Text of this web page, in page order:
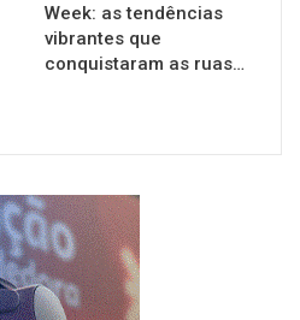
Week: as tendências
vibrantes que
conquistaram as ruas…